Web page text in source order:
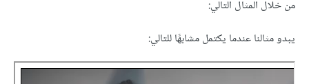
من خلال المثال التالي:
يبدو مثالنا عندما يكتمل مشابهًا للتالي: